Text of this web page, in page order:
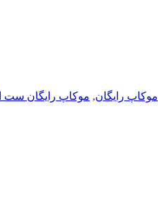
موکاپ رایگان, موکاپ رایگان ست